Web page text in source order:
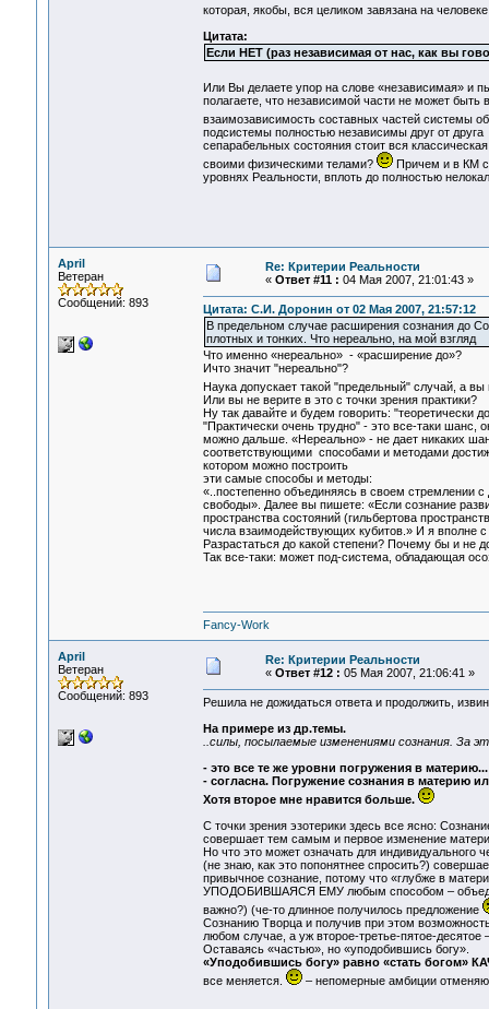
которая, якобы, вся целиком завязана на
Цитата:
Если НЕТ (раз независимая от нас, как вы
Или Вы делаете упор на слове «независимая» и
полагаете, что независимой части не может
взаимозависимость составных частей системы
подсистемы полностью независимы друг от
сепарабельных состояния стоит вся
своими физическими телами?
Причем и в КМ
уровнях Реальности, вплоть до полностью
April
Ветеран
Сообщений: 893
Re: Критерии Реальности
« Ответ #11 : 04 Мая 2007, 21:01:43 »
Цитата: С.И. Доронин от 02 Мая 2007, 21:57:12
В предельном случае расширения сознания до
плотных и тонких. Что нереально, на мой взгляд
Что именно «нереально» - «расширение до»?
Ичто значит "нереально"?
Наука допускает такой "предельный" случай, а
Или вы не верите в это с точки зрения практики?
Ну так давайте и будем говорить: "теоретически
"Практически очень трудно" - это все-таки шанс,
можно дальше. «Нереально» - не дает никаких
соответствующими способами и методами
котором можно построить
эти самые способы и методы:
«..постепенно объединяясь в своем стремлении с
свободы». Далее вы пишете: «Если сознание
пространства состояний (гильбертова
числа взаимодействующих кубитов.» И я вполне с
Разрастаться до какой степени? Почему бы и не
Так все-таки: может под-система, обладающая
Fancy-Work
April
Ветеран
Сообщений: 893
Re: Критерии Реальности
« Ответ #12 : 05 Мая 2007, 21:06:41 »
Решила не дожидаться ответа и продолжить,
На примере из др.темы.
..силы, посылаемые изменениями сознания. За
- это все те же уровни погружения в
- согласна. Погружение сознания в материю
Хотя второе мне нравится больше.
С точки зрения эзотерики здесь все ясно:
совершает тем самым и первое изменение
Но что это может означать для индивидуального
(не знаю, как это попонятнее спросить?)
привычное сознание, потому что «глубже в
УПОДОБИВШАЯСЯ ЕМУ любым способом –
важно?) (че-то длинное получилось предложение
Сознанию Творца и получив при этом
любом случае, а уж второе-третье-пятое-
Оставаясь «частью», но «уподобившись богу».
«Уподобившись богу» равно «стать
все меняется.
– непомерные амбиции